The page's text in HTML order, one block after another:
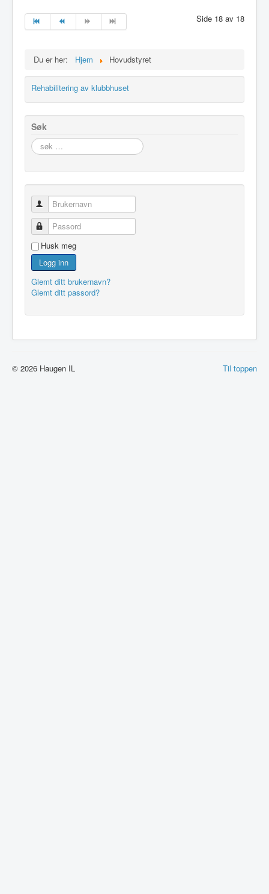
Side 18 av 18
Du er her: Hjem Hovudstyret
Rehabilitering av klubbhuset
Søk
søk
…
Brukernavn
Passord
Husk meg
Logg inn
Glemt ditt brukernavn?
Glemt ditt passord?
Til toppen
© 2026 Haugen IL